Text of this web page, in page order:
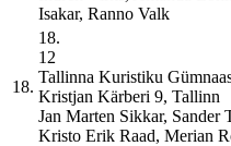
Isakar, Ranno Valk
18.
18.
12
Tallinna Kuristiku
Kristjan Kärberi 9, Tallinn
Jan Marten Sikkar, Sander
Kristo Erik Raad, Merian